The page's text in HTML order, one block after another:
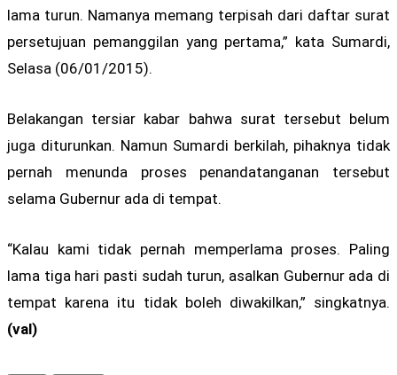
lama turun. Namanya memang terpisah dari daftar surat
persetujuan pemanggilan yang pertama,” kata Sumardi,
Selasa (06/01/2015).
Belakangan tersiar kabar bahwa surat tersebut belum
juga diturunkan. Namun Sumardi berkilah, pihaknya tidak
pernah menunda proses penandatanganan tersebut
selama Gubernur ada di tempat.
“Kalau kami tidak pernah memperlama proses. Paling
lama tiga hari pasti sudah turun, asalkan Gubernur ada di
tempat karena itu tidak boleh diwakilkan,” singkatnya.
(val)